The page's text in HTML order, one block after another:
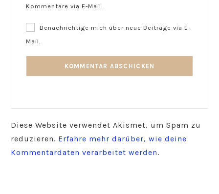
Kommentare via E-Mail.
Benachrichtige mich über neue Beiträge via E-
Mail.
Diese Website verwendet Akismet, um Spam zu
reduzieren. Erfahre mehr darüber, wie deine
Kommentardaten verarbeitet werden.